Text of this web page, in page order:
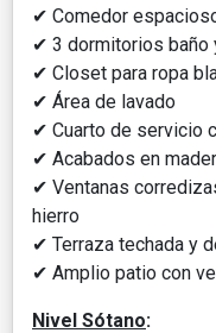
✔ Comedor
✔ 3 dormitorios
✔ Closet para ropa
✔ Área de lavado
✔ Cuarto de servicio
✔ Acabados en
✔ Ventanas
hierro
✔ Terraza techada y
✔ Amplio patio con
Nivel Sótano: